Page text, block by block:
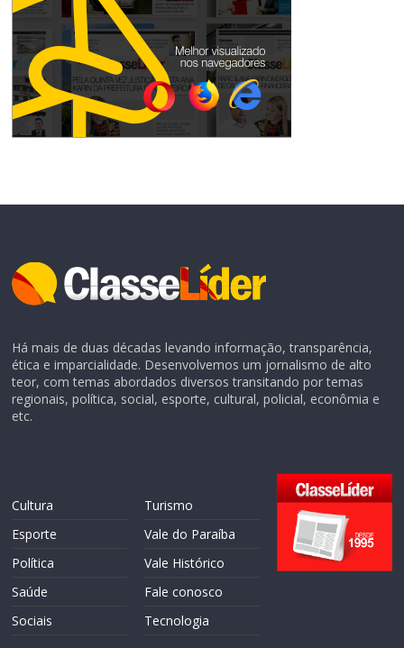
Há mais de duas décadas levando informação, transparência,
ética e imparcialidade. Desenvolvemos um jornalismo de alto
teor, com temas abordados diversos transitando por temas
regionais, política, social, esporte, cultural, policial, econômia e
etc.
Cultura
Esporte
Política
Saúde
Sociais
Turismo
Vale do Paraíba
Vale Histórico
Fale conosco
Tecnologia